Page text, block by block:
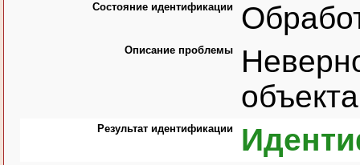
Состояние идентификации
Описание проблемы
Результат идентификации